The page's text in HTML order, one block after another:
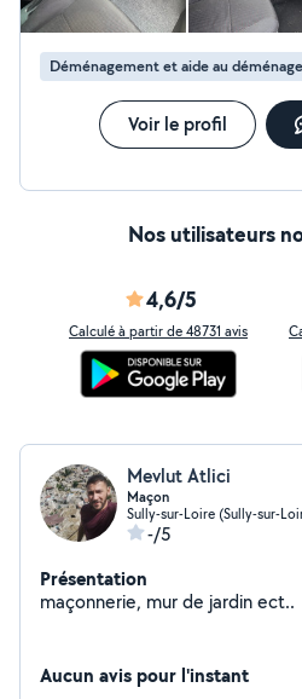
Déménagement et aide au
Voir le profil
Nos utilisateurs
4,6/5
Calculé à partir de 48731 avis
Mevlut Atlici
Maçon
Sully-sur-Loire (Sully-sur-
-/5
Présentation
maçonnerie, mur de jardin ect..
Aucun avis pour l'instant